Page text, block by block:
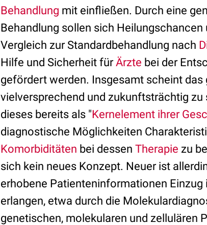
Behandlung mit einfließen. Durch eine
Behandlung sollen sich
Vergleich zur Standardbehandlung nach
Hilfe und Sicherheit fürÄrzte bei der
gefördert werden. Insgesamt scheint
vielversprechend und zukunftsträchtig zu
dieses bereits als "Kernelement ihrer
diagnostische Möglichkeiten
Komorbiditäten bei dessen Therapie zu
sich kein neues Konzept. Neuer ist
erhobene Patienteninformationen
erlangen, etwa durch die
genetischen, molekularen und zellulären